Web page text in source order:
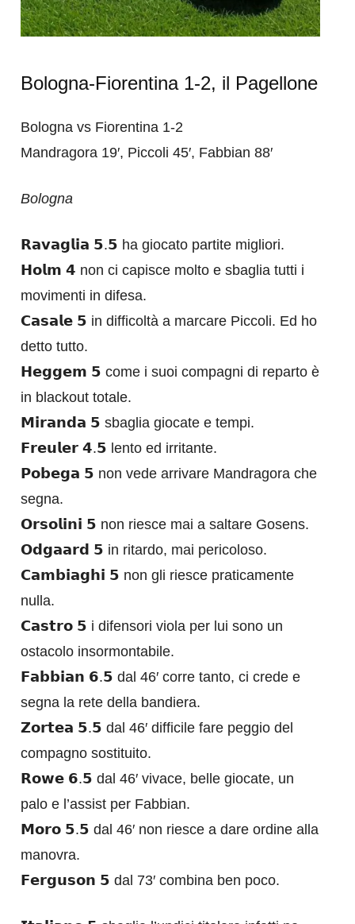
Bologna-Fiorentina 1-2, il Pagellone
Bologna vs Fiorentina 1-2
Mandragora 19′, Piccoli 45′, Fabbian 88′
Bologna
𝗥𝗮𝘃𝗮𝗴𝗹𝗶𝗮 𝟱.𝟱 ha giocato partite migliori.
𝗛𝗼𝗹𝗺 𝟰 non ci capisce molto e sbaglia tutti i
movimenti in difesa.
𝗖𝗮𝘀𝗮𝗹𝗲 𝟱 in difficoltà a marcare Piccoli. Ed ho
detto tutto.
𝗛𝗲𝗴𝗴𝗲𝗺 𝟱 come i suoi compagni di reparto è
in blackout totale.
𝗠𝗶𝗿𝗮𝗻𝗱𝗮 𝟱 sbaglia giocate e tempi.
𝗙𝗿𝗲𝘂𝗹𝗲𝗿 𝟰.𝟱 lento ed irritante.
𝗣𝗼𝗯𝗲𝗴𝗮 𝟱 non vede arrivare Mandragora che
segna.
𝗢𝗿𝘀𝗼𝗹𝗶𝗻𝗶 𝟱 non riesce mai a saltare Gosens.
𝗢𝗱𝗴𝗮𝗮𝗿𝗱 𝟱 in ritardo, mai pericoloso.
𝗖𝗮𝗺𝗯𝗶𝗮𝗴𝗵𝗶 𝟱 non gli riesce praticamente
nulla.
𝗖𝗮𝘀𝘁𝗿𝗼 𝟱 i difensori viola per lui sono un
ostacolo insormontabile.
𝗙𝗮𝗯𝗯𝗶𝗮𝗻 𝟲.𝟱 dal 46′ corre tanto, ci crede e
segna la rete della bandiera.
𝗭𝗼𝗿𝘁𝗲𝗮 𝟱.𝟱 dal 46′ difficile fare peggio del
compagno sostituito.
𝗥𝗼𝘄𝗲 𝟲.𝟱 dal 46′ vivace, belle giocate, un
palo e l’assist per Fabbian.
𝗠𝗼𝗿𝗼 𝟱.𝟱 dal 46′ non riesce a dare ordine alla
manovra.
𝗙𝗲𝗿𝗴𝘂𝘀𝗼𝗻 𝟱 dal 73′ combina ben poco.